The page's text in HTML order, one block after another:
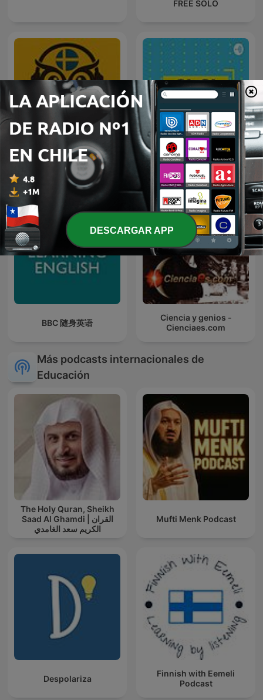
FREE SOLO
Lär dig svenska med Alfra Sí,Sí,Bueno,Sí
BBC 随身英语
Ciencia y genios -
Cienciaes.com
Más podcasts internacionales de
Educación
The Holy Quran, Sheikh
Saad Al Ghamdi | القران
الكريم سعد الغامدي
Mufti Menk Podcast
Despolariza
Finnish with Eemeli
Podcast
DESCARGAR APP